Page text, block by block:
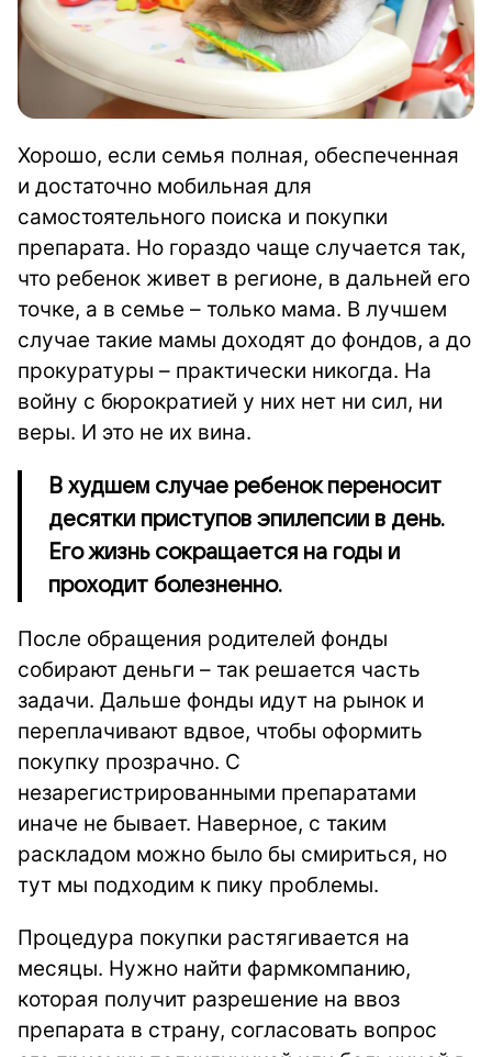
Хорошо, если семья полная, обеспеченная
и достаточно мобильная для
самостоятельного поиска и покупки
препарата. Но гораздо чаще случается так,
что ребенок живет в регионе, в дальней его
точке, а в семье – только мама. В лучшем
случае такие мамы доходят до фондов, а до
прокуратуры – практически никогда. На
войну с бюрократией у них нет ни сил, ни
веры. И это не их вина.
В худшем случае ребенок переносит
десятки приступов эпилепсии в день.
Его жизнь сокращается на годы и
проходит болезненно.
После обращения родителей фонды
собирают деньги – так решается часть
задачи. Дальше фонды идут на рынок и
переплачивают вдвое, чтобы оформить
покупку прозрачно. С
незарегистрированными препаратами
иначе не бывает. Наверное, с таким
раскладом можно было бы смириться, но
тут мы подходим к пику проблемы.
Процедура покупки растягивается на
месяцы. Нужно найти фармкомпанию,
которая получит разрешение на ввоз
препарата в страну, согласовать вопрос